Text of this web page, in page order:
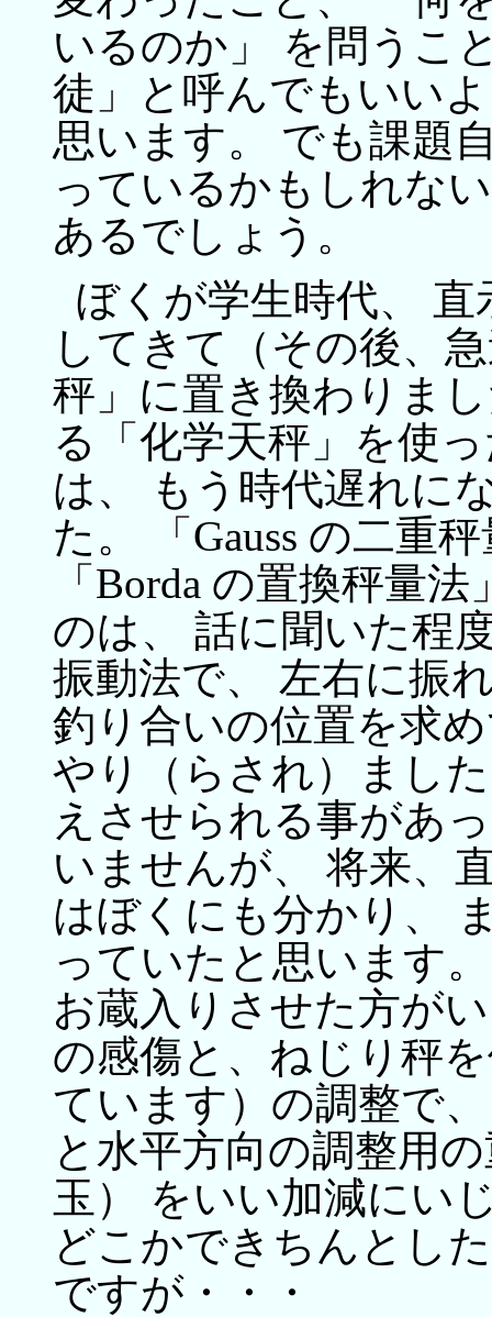
いるのか」 を問うこ
徒」と呼んでもいい
思います。 でも課題
っているかもしれな
あるでしょう。
ぼくが学生時代、 直
してきて（その後、
秤」に置き換わりま
る「化学天秤」を使
は、 もう時代遅れに
た。 「Gauss の二重
「Borda の置換秤量
のは、 話に聞いた程
振動法で、 左右に振
釣り合いの位置を求
やり（らされ）まし
えさせられる事があ
いませんが、 将来、
はぼくにも分かり、
っていたと思います
お蔵入りさせた方が
の感傷と、ねじり秤
ています）の調整で
と水平方向の調整用
玉） をいい加減にい
どこかできちんとし
ですが・・・